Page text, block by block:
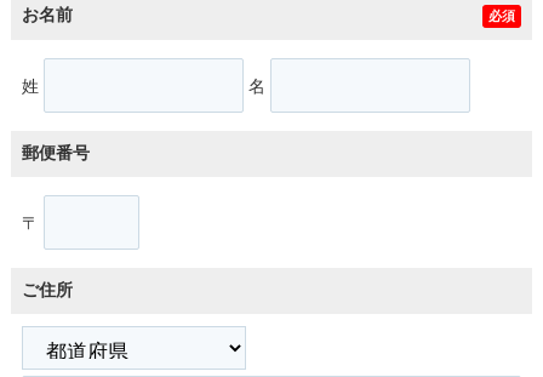
お名前 必須
姓 名
郵便番号
〒
ご住所